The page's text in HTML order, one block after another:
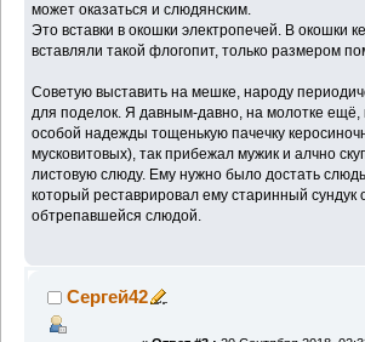
может оказаться и слюдянским.
Это вставки в окошки электропечей. В окошки
вставляли такой флогопит, только размером
Советую выставить на мешке, народу
для поделок. Я давным-давно, на молотке ещё,
особой надежды тощенькую пачечку
мусковитовых), так прибежал мужик и алчно
листовую слюду. Ему нужно было достать
который реставрировал ему старинный сундук
обтрепавшейся слюдой.
Сергей42